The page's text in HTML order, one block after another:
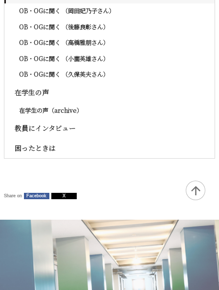
OB・OGに聞く （岡田妃乃子さん）
OB・OGに聞く （後藤良彰さん）
OB・OGに聞く （高橋雅朋さん）
OB・OGに聞く （小薗英雄さん）
OB・OGに聞く （久保英夫さん）
在学生の声
在学生の声（archive）
教員にインタビュー
困ったときは
Share on Facebook X